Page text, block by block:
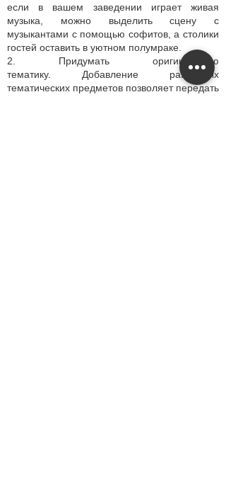
если в вашем заведении играет живая
музыка, можно выделить сцену с
музыкантами с помощью софитов, а столики
гостей оставить в уютном полумраке.
2. Придумать оригинальную
тематику. Добавление различных
тематических предметов позволяет передать